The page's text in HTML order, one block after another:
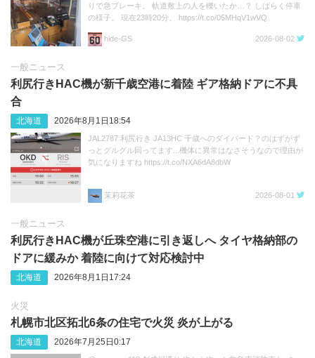
りで急ブレーキ。 軌道敷上の人を轢いたか…？ しばらく停車
の様子。 現在23時20分。 https://t.co/05MHqV1wVQ
hide‐GS 2026-08-02
一般ニュース
利尻行きHAC機が新千歳空港に着陸 ギア格納ドアに不具
合
北海道 2026年8月1日18:54
JAL2787 利尻行き JA13HC 千歳へのダイバード？のはずがず
っとグルグル回ってます...機体に異常はなさそうなので理由が
気になりますね https://t.co/NXA6dA8dbW
茉莉花茶 2026-08-01
一般ニュース
利尻行きHAC機が丘珠空港に引き返しへ タイヤ格納部の
ドアに緩みか 着陸に向けて対応検討中
北海道 2026年8月1日17:24
火災
札幌市北区拓北6条の住宅で火災 炎が上がる
北海道 2026年7月25日0:17